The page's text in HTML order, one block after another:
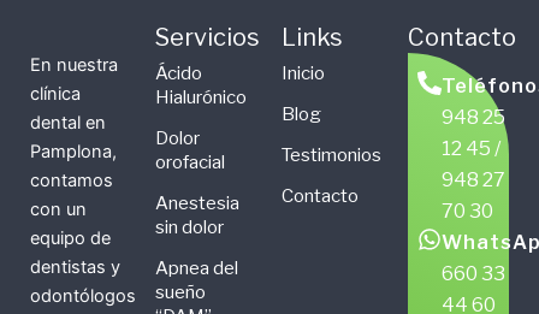
En nuestra
clínica
dental en
Pamplona,
contamos
con un
equipo de
dentistas y
odontólogos
Servicios
Ácido
Hialurónico
Dolor
orofacial
Anestesia
sin dolor
Apnea del
sueño
Links
Inicio
Blog
Testimonios
Contacto
Contacto
948 25
12 45 /
948 27
70 30
660 33
44 60